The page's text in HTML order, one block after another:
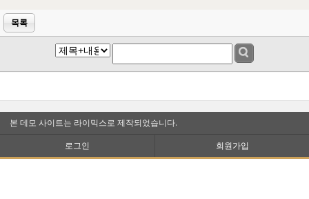
목록
본 데모 사이트는 라이믹스로 제작되었습니다.
로그인
회원가입